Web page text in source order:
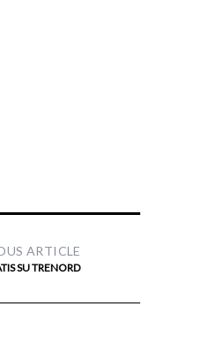
ARTICLE
SU TRENORD